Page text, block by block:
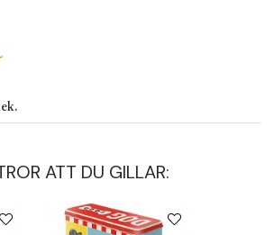
ATT DU GILLAR: